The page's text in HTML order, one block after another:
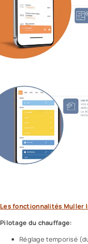
Les fonctionnalités Muller
Pilotage du chauffage:
Réglage temporisé